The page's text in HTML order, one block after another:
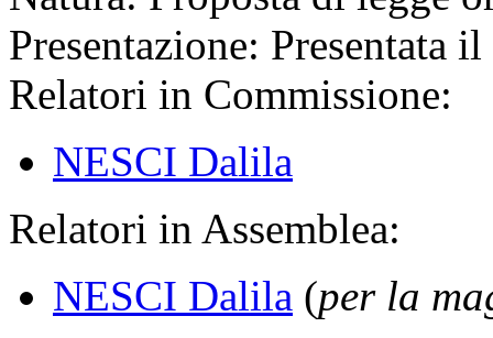
Presentazione: Presentata
Relatori in Commissione:
NESCI Dalila
Relatori in Assemblea:
NESCI Dalila (per la